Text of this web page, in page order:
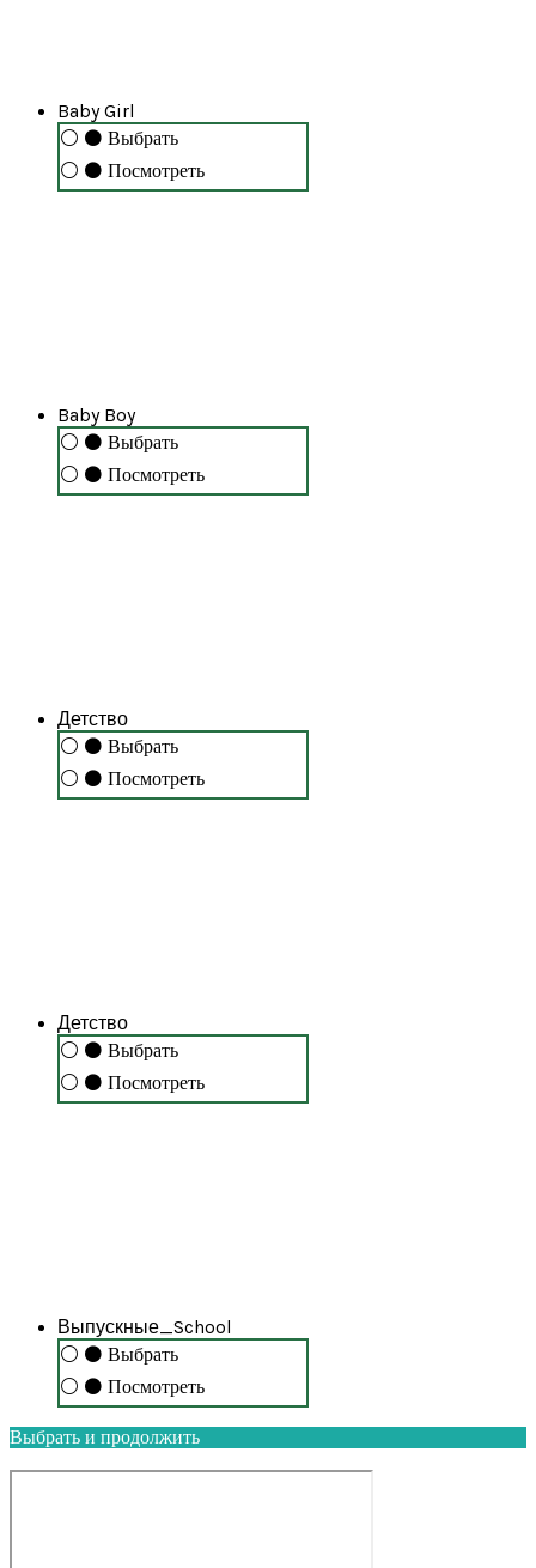
Baby Girl
⚪ ⚫ Выбрать
⚪ ⚫ Посмотреть
Baby Boy
⚪ ⚫ Выбрать
⚪ ⚫ Посмотреть
Детство
⚪ ⚫ Выбрать
⚪ ⚫ Посмотреть
Детство
⚪ ⚫ Выбрать
⚪ ⚫ Посмотреть
Выпускные_School
⚪ ⚫ Выбрать
⚪ ⚫ Посмотреть
Выбрать и продолжить